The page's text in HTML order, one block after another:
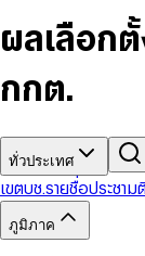
7
8
5
6
8
9
6
7
9
5
6
8
9
9
ผลเลือก
กกต.
ทั่วประเทศ
เขตบช.รายชื่อประชาม
ภูมิภาค